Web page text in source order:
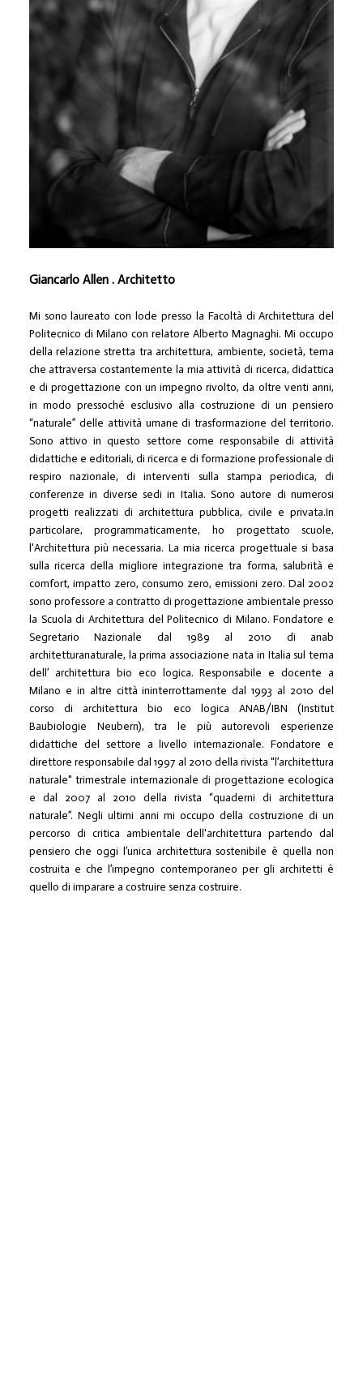
Giancarlo Allen . Architetto
Mi sono laureato con lode presso la Facoltà di Architettura del
Politecnico di Milano con relatore Alberto Magnaghi. Mi occupo
della relazione stretta tra architettura, ambiente, società, tema
che attraversa costantemente la mia attività di ricerca, didattica
e di progettazione con un impegno rivolto, da oltre venti anni,
in modo pressoché esclusivo alla costruzione di un pensiero
“naturale” delle attività umane di trasformazione del territorio.
Sono attivo in questo settore come responsabile di attività
didattiche e editoriali, di ricerca e di formazione professionale di
respiro nazionale, di interventi sulla stampa periodica, di
conferenze in diverse sedi in Italia. Sono autore di numerosi
progetti realizzati di architettura pubblica, civile e privata.In
particolare, programmaticamente, ho progettato scuole,
l'Architettura più necessaria. La mia ricerca progettuale si basa
sulla ricerca della migliore integrazione tra forma, salubrità e
comfort, impatto zero, consumo zero, emissioni zero. Dal 2002
sono professore a contratto di progettazione ambientale presso
la Scuola di Architettura del Politecnico di Milano. Fondatore e
Segretario Nazionale dal 1989 al 2010 di anab
architetturanaturale, la prima associazione nata in Italia sul tema
dell’ architettura bio eco logica. Responsabile e docente a
Milano e in altre città ininterrottamente dal 1993 al 2010 del
corso di architettura bio eco logica ANAB/IBN (Institut
Baubiologie Neubern), tra le più autorevoli esperienze
didattiche del settore a livello internazionale. Fondatore e
direttore responsabile dal 1997 al 2010 della rivista "l’architettura
naturale" trimestrale internazionale di progettazione ecologica
e dal 2007 al 2010 della rivista “quaderni di architettura
naturale”. Negli ultimi anni mi occupo della costruzione di un
percorso di critica ambientale dell'architettura partendo dal
pensiero che oggi l’unica architettura sostenibile è quella non
costruita e che l’impegno contemporaneo per gli architetti è
quello di imparare a costruire senza costruire.